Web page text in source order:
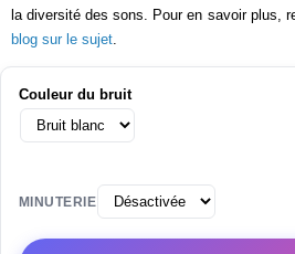
la diversité des sons. Pour en savoir plus,
blog sur le sujet.
Couleur du bruit
MINUTERIE